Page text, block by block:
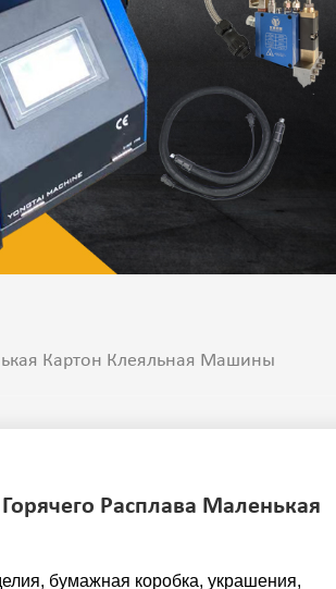
Картон Клеяльная Машины
Расплава Маленькая
бумажная коробка, украшения,